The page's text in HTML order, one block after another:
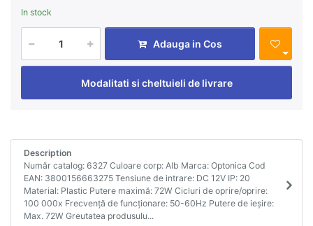
In stock
Adauga in Cos
Modalitati si cheltuieli de livrare
Description
Număr catalog: 6327 Culoare corp: Alb Marca: Optonica Cod
EAN: 3800156663275 Tensiune de intrare: DC 12V IP: 20
Material: Plastic Putere maximă: 72W Cicluri de oprire/oprire:
100 000x Frecvență de funcționare: 50-60Hz Putere de ieșire:
Max. 72W Greutatea produsulu...